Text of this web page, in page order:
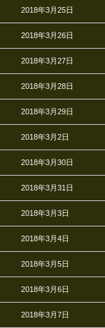
2018年3月25日
2018年3月26日
2018年3月27日
2018年3月28日
2018年3月29日
2018年3月2日
2018年3月30日
2018年3月31日
2018年3月3日
2018年3月4日
2018年3月5日
2018年3月6日
2018年3月7日